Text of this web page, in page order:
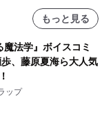
もっと見る
魔法学』ボイスコミ
、藤原夏海ら大人気
ップ